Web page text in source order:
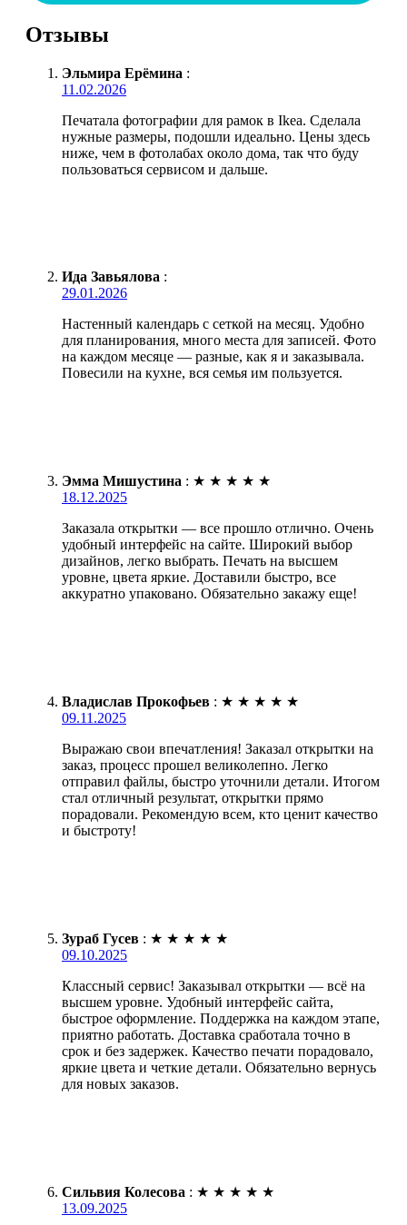
Отзывы
Эльмира Ерёмина :
11.02.2026
Печатала фотографии для рамок в Ikea. Сделала
нужные размеры, подошли идеально. Цены здесь
ниже, чем в фотолабах около дома, так что буду
пользоваться сервисом и дальше.
Ида Завьялова :
29.01.2026
Настенный календарь с сеткой на месяц. Удобно
для планирования, много места для записей. Фото
на каждом месяце — разные, как я и заказывала.
Повесили на кухне, вся семья им пользуется.
Эмма Мишустина : ★ ★ ★ ★ ★
18.12.2025
Заказала открытки — все прошло отлично. Очень
удобный интерфейс на сайте. Широкий выбор
дизайнов, легко выбрать. Печать на высшем
уровне, цвета яркие. Доставили быстро, все
аккуратно упаковано. Обязательно закажу еще!
Владислав Прокофьев : ★ ★ ★ ★ ★
09.11.2025
Выражаю свои впечатления! Заказал открытки на
заказ, процесс прошел великолепно. Легко
отправил файлы, быстро уточнили детали. Итогом
стал отличный результат, открытки прямо
порадовали. Рекомендую всем, кто ценит качество
и быстроту!
Зураб Гусев : ★ ★ ★ ★ ★
09.10.2025
Классный сервис! Заказывал открытки — всё на
высшем уровне. Удобный интерфейс сайта,
быстрое оформление. Поддержка на каждом этапе,
приятно работать. Доставка сработала точно в
срок и без задержек. Качество печати порадовало,
яркие цвета и четкие детали. Обязательно вернусь
для новых заказов.
Сильвия Колесова : ★ ★ ★ ★ ★
13.09.2025